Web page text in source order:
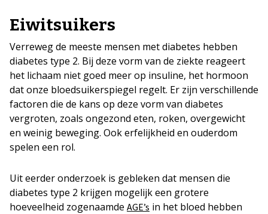
Eiwitsuikers
Verreweg de meeste mensen met diabetes hebben
diabetes type 2. Bij deze vorm van de ziekte reageert
het lichaam niet goed meer op insuline, het hormoon
dat onze bloedsuikerspiegel regelt. Er zijn verschillende
factoren die de kans op deze vorm van diabetes
vergroten, zoals ongezond eten, roken, overgewicht
en weinig beweging. Ook erfelijkheid en ouderdom
spelen een rol.
Uit eerder onderzoek is gebleken dat mensen die
diabetes type 2 krijgen mogelijk een grotere
hoeveelheid zogenaamde AGE’s in het bloed hebben